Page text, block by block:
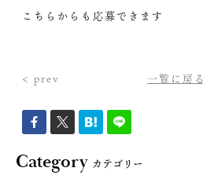
こちらからも応募できます
< prev 一覧に戻る
Categoryカテゴリー